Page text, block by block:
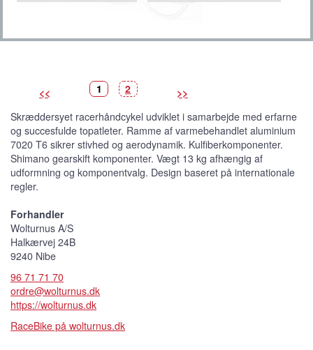
<< >>
B
i
e
d
e
1V
s
t
b
i
l
l
e
d
e
)
B
i
e
d
e
2
Skræddersyet racerhåndcykel udviklet i samarbejde med erfarne
og succesfulde topatleter. Ramme af varmebehandlet aluminium
7020 T6 sikrer stivhed og aerodynamik. Kulfiberkomponenter.
Shimano gearskift komponenter. Vægt 13 kg afhængig af
udformning og komponentvalg. Design baseret på internationale
regler.
Forhandler
Wolturnus A/S
Halkærvej 24B
9240 Nibe
96 71 71 70
ordre@wolturnus.dk
https://wolturnus.dk
RaceBike på wolturnus.dk